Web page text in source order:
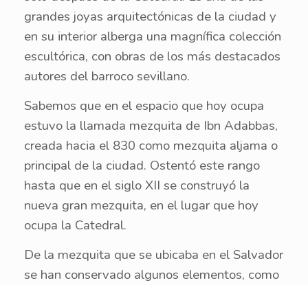
grandes joyas arquitectónicas de la ciudad y
en su interior alberga una magnífica colección
escultórica, con obras de los más destacados
autores del barroco sevillano.
Sabemos que en el espacio que hoy ocupa
estuvo la llamada mezquita de Ibn Adabbas,
creada hacia el 830 como mezquita aljama o
principal de la ciudad. Ostentó este rango
hasta que en el siglo XII se construyó la
nueva gran mezquita, en el lugar que hoy
ocupa la Catedral.
De la mezquita que se ubicaba en el Salvador
se han conservado algunos elementos, como